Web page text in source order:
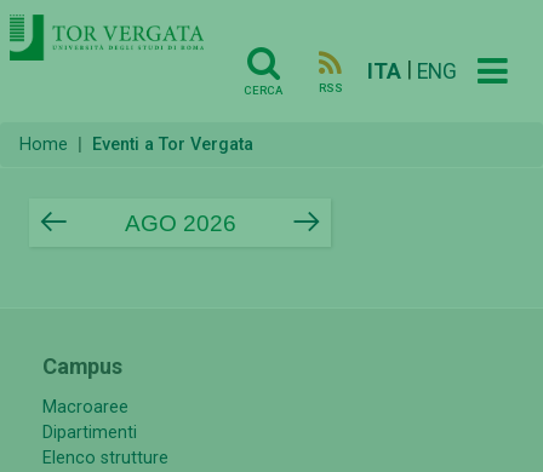
CERCA RSS
ITA ENG
Home Eventi a Tor Vergata
AGO 2026
Campus
Macroaree
Dipartimenti
Elenco strutture